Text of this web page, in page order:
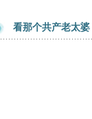
看那个共产老太婆